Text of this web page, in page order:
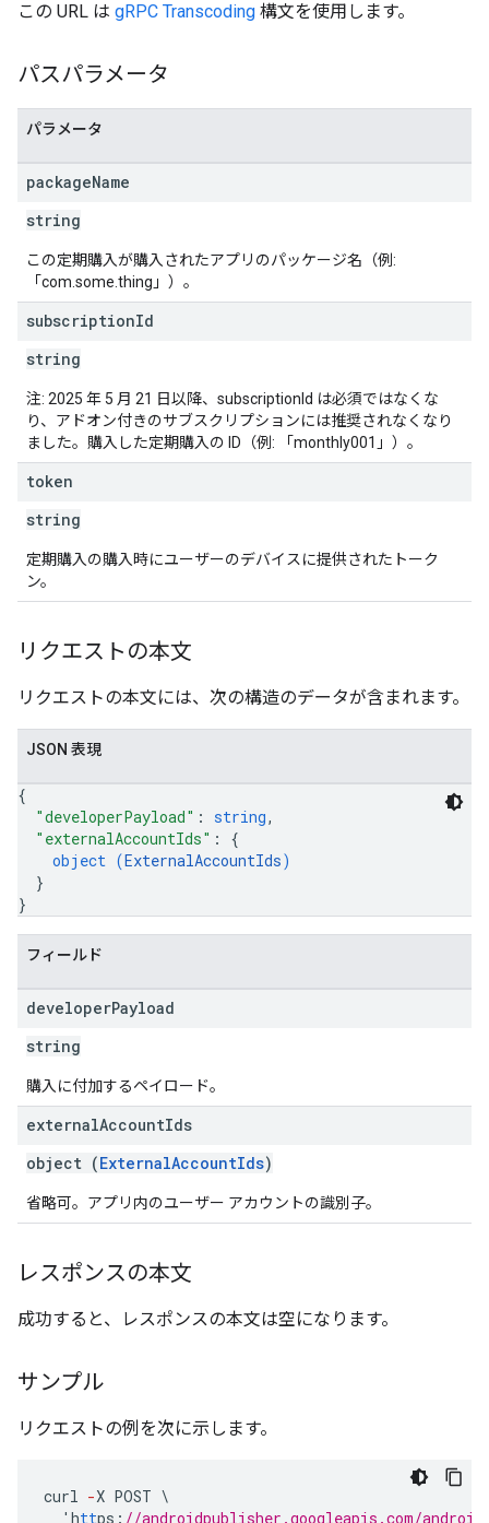
この URL は gRPC Transcoding 構文を使用します。
パスパラメータ
パラメータ
packageName
string
この定期購入が購入されたアプリのパッケージ名（例:
「com.some.thing」）。
subscriptionId
string
注: 2025 年 5 月 21 日以降、subscriptionId は必須ではなくな
り、アドオン付きのサブスクリプションには推奨されなくなり
ました。購入した定期購入の ID（例: 「monthly001」）。
token
string
定期購入の購入時にユーザーのデバイスに提供されたトーク
ン。
リクエストの本文
リクエストの本文には、次の構造のデータが含まれます。
JSON 表現
{
"developerPayload" : string,
"externalAccountIds" : {
object (ExternalAccountIds)
}
}
フィールド
developerPayload
string
購入に付加するペイロード。
externalAccountIds
object (ExternalAccountIds)
省略可。アプリ内のユーザー アカウントの識別子。
レスポンスの本文
成功すると、レスポンスの本文は空になります。
サンプル
リクエストの例を次に示します。
curl -X POST \
'https : //androidpublisher.googleapis.com/